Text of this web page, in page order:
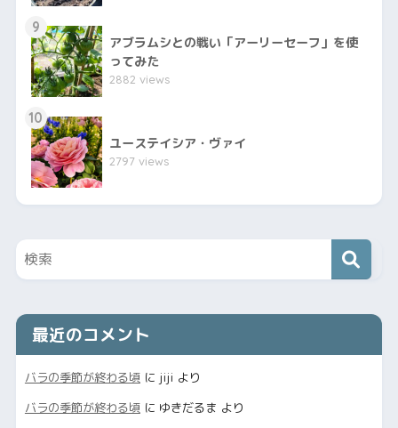
9
アブラムシとの戦い「アーリーセーフ」を使
ってみた
2882 views
10
ユーステイシア・ヴァイ
2797 views
最近のコメント
バラの季節が終わる頃に jiji より
バラの季節が終わる頃に ゆきだるま より